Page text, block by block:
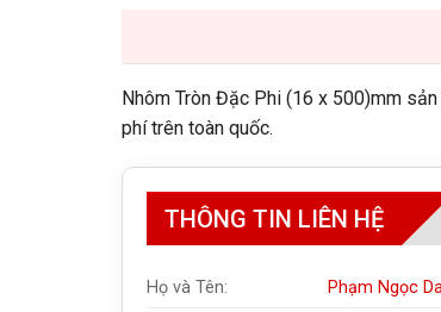
Nhôm Tròn Đặc Phi (16 x 500)mm
phí trên toàn quốc.
THÔNG TIN LIÊN HỆ
Họ và Tên:
Phạm Ngọc